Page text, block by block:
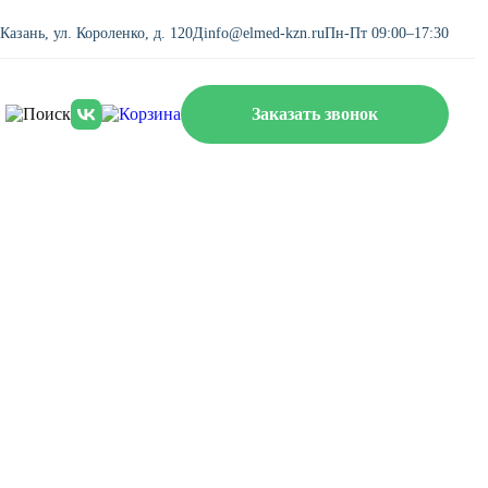
ул. Короленко, д. 120Дinfo@elmed-kzn.ruПн-Пт 09:00–17:30
Заказать звонок